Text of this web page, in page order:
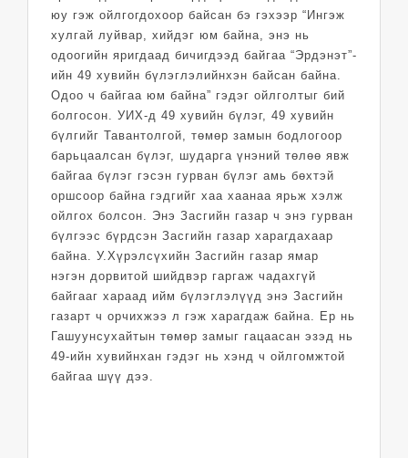
юу гэж ойлгогдохоор байсан бэ гэхээр “Ингэж
хулгай луйвар, хийдэг юм байна, энэ нь
одоогийн яригдаад бичигдээд байгаа “Эрдэнэт”-
ийн 49 хувийн бүлэглэлийнхэн байсан байна.
Одоо ч байгаа юм байна” гэдэг ойлголтыг бий
болгосон. УИХ-д 49 хувийн бүлэг, 49 хувийн
бүлгийг Тавантолгой, төмөр замын бодлогоор
барьцаалсан бүлэг, шударга үнэний төлөө явж
байгаа бүлэг гэсэн гурван бүлэг амь бөхтэй
оршсоор байна гэдгийг хаа хаанаа ярьж хэлж
ойлгох болсон. Энэ Засгийн газар ч энэ гурван
бүлгээс бүрдсэн Засгийн газар харагдахаар
байна. У.Хүрэлсүхийн Засгийн газар ямар
нэгэн дорвитой шийдвэр гаргаж чадахгүй
байгааг хараад ийм бүлэглэлүүд энэ Засгийн
газарт ч орчихжээ л гэж харагдаж байна. Ер нь
Гашуунсухайтын төмөр замыг гацаасан эзэд нь
49-ийн хувийнхан гэдэг нь хэнд ч ойлгомжтой
байгаа шүү дээ.